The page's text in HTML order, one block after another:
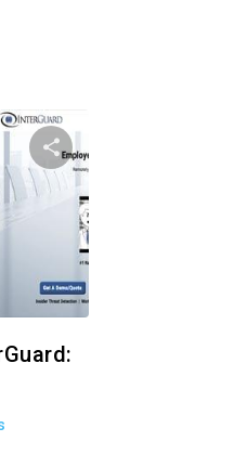
Compartilhe este
Twitter